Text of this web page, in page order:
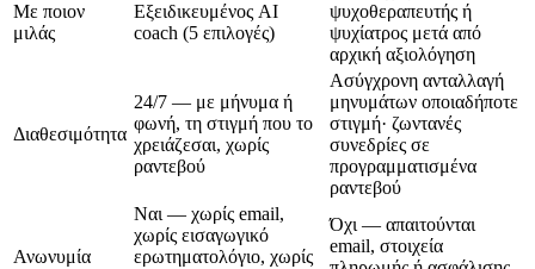
Με ποιον
μιλάς
Εξειδικευμένος AI
coach (5 επιλογές)
ψυχοθεραπευτής ή
ψυχίατρος μετά από
αρχική αξιολόγηση
Διαθεσιμότητα
24/7 — με μήνυμα ή
φωνή, τη στιγμή που το
χρειάζεσαι, χωρίς
ραντεβού
Ασύγχρονη ανταλλαγή
μηνυμάτων οποιαδήποτε
στιγμή· ζωντανές
συνεδρίες σε
προγραμματισμένα
ραντεβού
Ανωνυμία
Ναι — χωρίς email,
χωρίς εισαγωγικό
ερωτηματολόγιο, χωρίς
Όχι — απαιτούνται
email, στοιχεία